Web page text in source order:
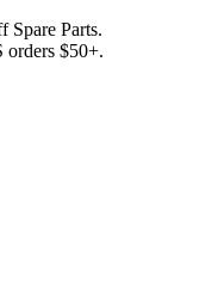
Parts.
orders $50+.